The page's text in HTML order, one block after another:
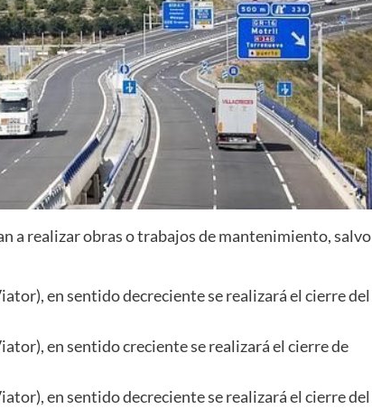
a realizar obras o trabajos de mantenimiento, salvo
en sentido decreciente se realizará el cierre del
en sentido creciente se realizará el cierre de
en sentido decreciente se realizará el cierre del